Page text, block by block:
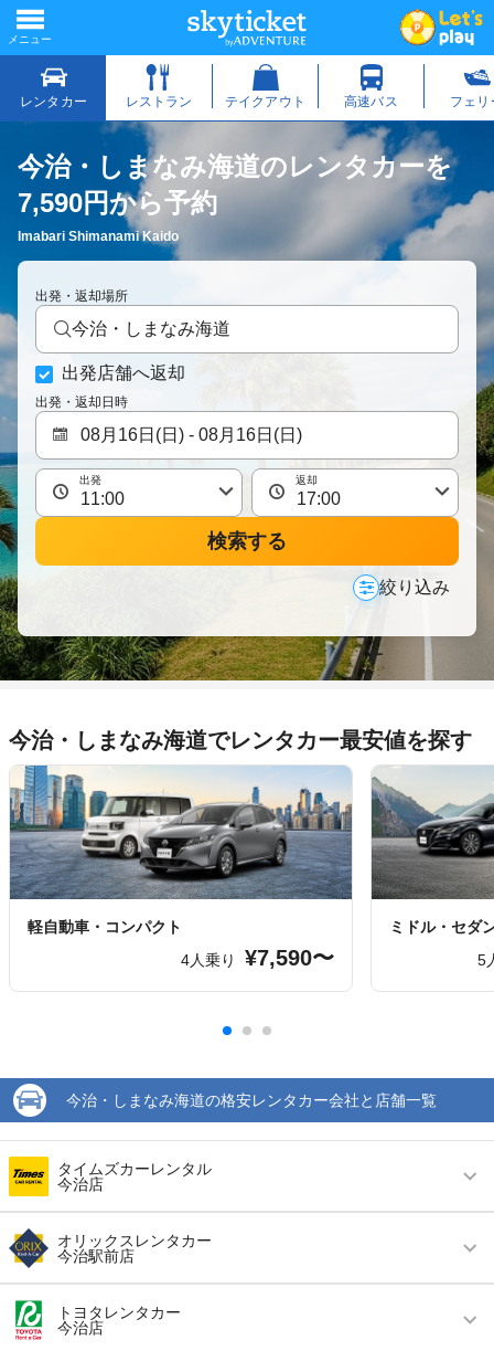
今治・しまなみ海道のレンタカーを
7,590円から予約
Imabari Shimanami Kaido
出発・返却場所
今治・しまなみ海道
出発店舗へ返却
出発・返却日時
出発 返却
検索する
絞り込み
今治・しまなみ海道でレンタカー最安値を探す
軽自動車・コンパクト
4人乗り
¥7,590〜
ミドル・セダ
5
今治・しまなみ海道の格安レンタカー会社と店舗一覧
タイムズカーレンタル
今治店
営業時間
(月〜金) 09:00 ～ 18:00 / (土・祝) 09:00 ～
18:00
アクセス 今治駅より徒歩で約20分（送迎なし）
住所
オリックスレンタカー
今治駅前店
営業時間 毎日 08:00 ～ 19:00
アクセス
トヨタレンタカー
今治店